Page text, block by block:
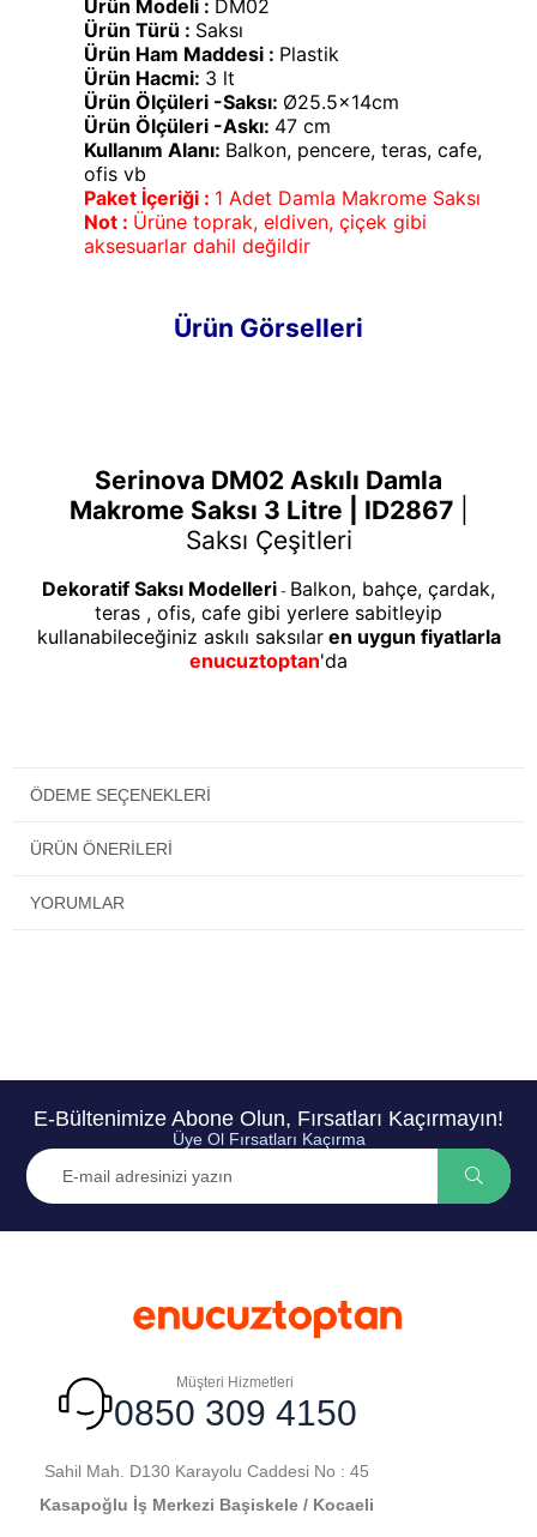
Ürün Modeli : DM02
Ürün Türü : Saksı
Ürün Ham Maddesi : Plastik
Ürün Hacmi: 3 lt
Ürün Ölçüleri -Saksı: Ø25.5x14cm
Ürün Ölçüleri -Askı: 47 cm
Kullanım Alanı: Balkon, pencere, teras, cafe,
ofis vb
Paket İçeriği : 1 Adet Damla Makrome Saksı
Not : Ürüne toprak, eldiven, çiçek gibi
aksesuarlar dahil değildir
Ürün Görselleri
Serinova DM02 Askılı Damla
Makrome Saksı 3 Litre | ID2867|
Saksı Çeşitleri
Dekoratif Saksı Modelleri - Balkon, bahçe, çardak,
teras , ofis, cafe gibi yerlere sabitleyip
kullanabileceğiniz askılı saksılaren uygun fiyatlarla
enucuztoptan'da
ÖDEME SEÇENEKLERI
ÜRÜN ÖNERILERI
YORUMLAR
E-Bültenimize Abone Olun, Fırsatları Kaçırmayın!
Üye Ol Fırsatları Kaçırma
Müşteri Hizmetleri
0850 309 4150
Sahil Mah. D130 Karayolu Caddesi No : 45
Kasapoğlu İş Merkezi Başiskele / Kocaeli